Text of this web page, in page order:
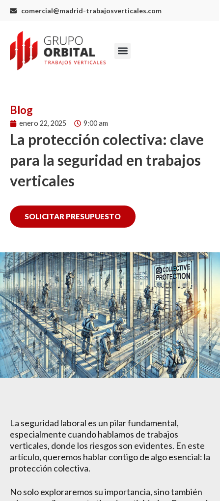
comercial@madrid-trabajosverticales.com
Menu
Blog
enero 22, 2025 9:00 am
La protección colectiva: clave
para la seguridad en trabajos
verticales
SOLICITAR PRESUPUESTO
La seguridad laboral es un pilar fundamental,
especialmente cuando hablamos de trabajos
verticales, donde los riesgos son evidentes. En este
artículo, queremos hablar contigo de algo esencial: la
protección colectiva.
No solo exploraremos su importancia, sino también